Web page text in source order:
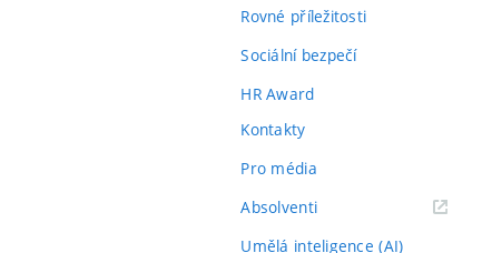
Rovné příležitosti
Sociální bezpečí
HR Award
Kontakty
Pro média
Absolventi(externí
Umělá inteligence (AI)